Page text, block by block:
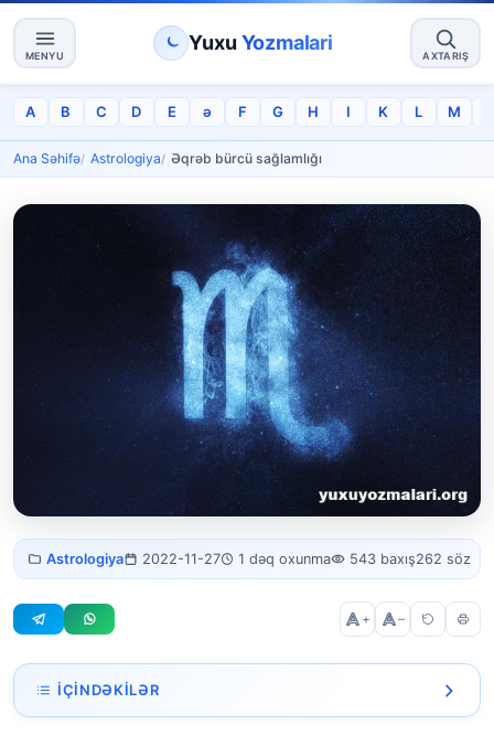
MENYU
Yuxu Yozmalari
AXTARIŞ
A B C D E ə F G H I K L M
Ana Səhifə Astrologiya Əqrəb bürcü sağlamlığı
Əqrəb bürcü
sağlamlığı
Astrologiya 2022-11-27 1 dəq oxunma 543 baxış262 söz
+ –
İÇINDƏKILƏR